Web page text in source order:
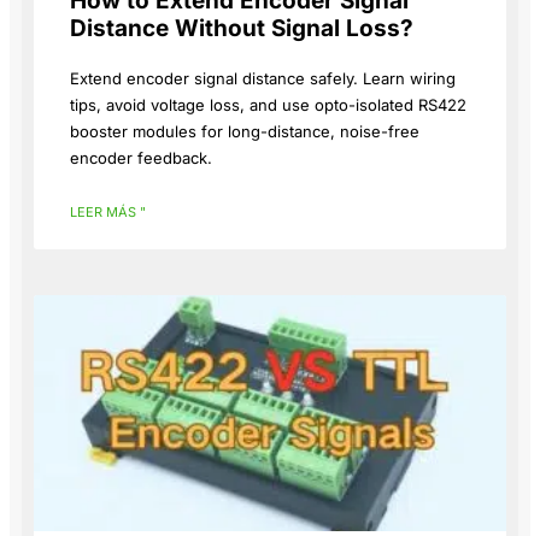
Distance Without Signal Loss?
Extend encoder signal distance safely. Learn wiring
tips, avoid voltage loss, and use opto-isolated RS422
booster modules for long-distance, noise-free
encoder feedback.
LEER MÁS "